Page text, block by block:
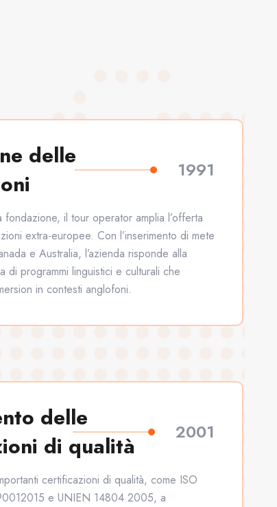
delle
1991
il tour operator amplia l’offerta
extra-europee. Con l’inserimento di mete
e Australia, l’azienda risponde alla
di programmi linguistici e culturali che
in contesti anglofoni.
delle
di qualità
2001
certificazioni di qualità, come ISO
e UNIEN 14804 2005, a